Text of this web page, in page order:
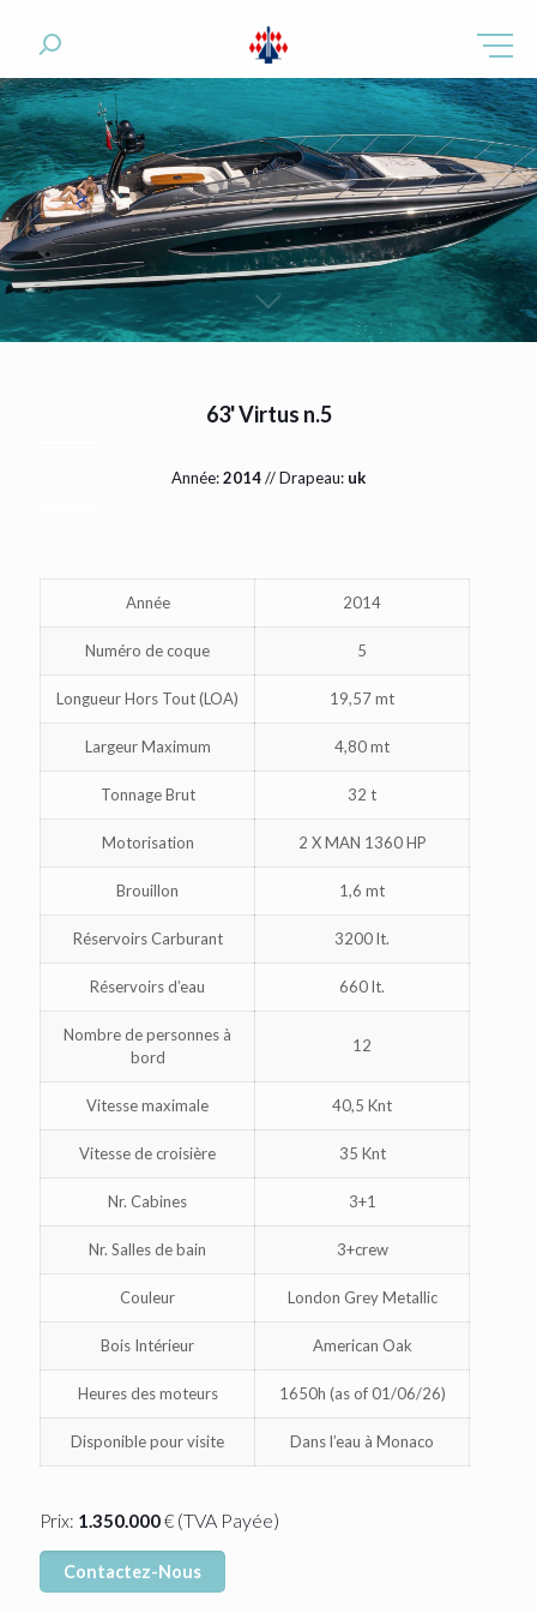
63' Virtus n.5
Année:2014// Drapeau: uk
Année 2014
Numéro de coque 5
Longueur Hors Tout (LOA) 19,57 mt
Largeur Maximum 4,80 mt
Tonnage Brut 32 t
Motorisation 2 X MAN 1360 HP
Brouillon 1,6 mt
Réservoirs Carburant 3200 lt.
Réservoirs d’eau 660 lt.
Nombre de personnes à
bord
12
Vitesse maximale 40,5 Knt
Vitesse de croisière 35 Knt
Nr. Cabines 3+1
Nr. Salles de bain 3+crew
Couleur London Grey Metallic
Bois Intérieur American Oak
Heures des moteurs 1650h (as of 01/06/26)
Disponible pour visite Dans l’eau à Monaco
Prix: 1.350.000€ (TVA Payée)
Contactez-Nous